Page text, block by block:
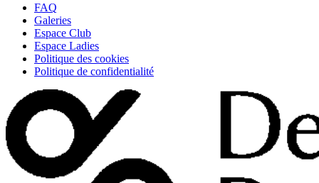
FAQ
Galeries
Espace Club
Espace Ladies
Politique des cookies
Politique de confidentialité